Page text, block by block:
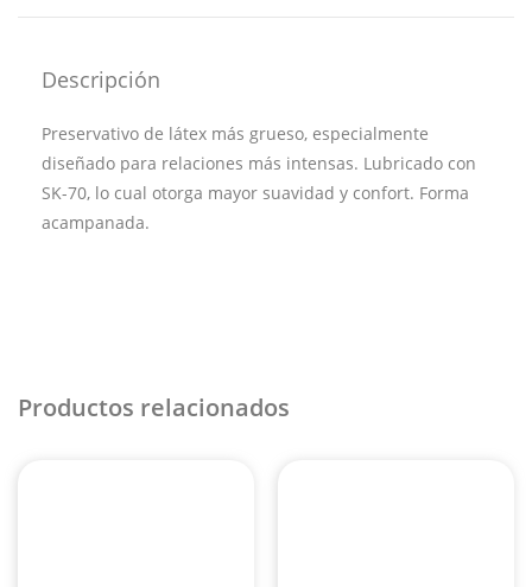
Descripción
Preservativo de látex más grueso, especialmente
diseñado para relaciones más intensas. Lubricado con
SK-70, lo cual otorga mayor suavidad y confort. Forma
acampanada.
Productos relacionados